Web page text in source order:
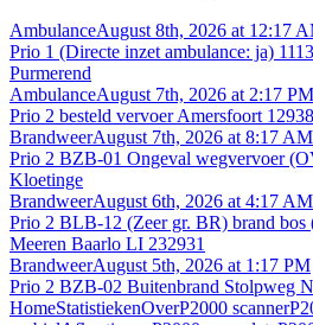
AmbulanceAugust 8th, 2026 at 12:17
Prio 1 (Directe inzet ambulance: ja)
Purmerend
AmbulanceAugust 7th, 2026 at 2:17 PM
Prio 2 besteld vervoer Amersfoort
BrandweerAugust 7th, 2026 at 8:17 AM
Prio 2 BZB-01 Ongeval wegvervoer
Kloetinge
BrandweerAugust 6th, 2026 at 4:17 AM
Prio 2 BLB-12 (Zeer gr. BR) brand bos
Meeren Baarlo LI 232931
BrandweerAugust 5th, 2026 at 1:17 PM
Prio 2 BZB-02 Buitenbrand Stolpweg
HomeStatistiekenOverP2000 scanner